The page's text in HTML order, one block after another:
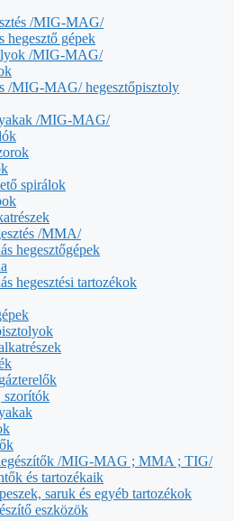
/MIG-MAG/
hegesztő gépek
/MIG-MAG/
/MIG-MAG/ hegesztőpisztoly
/MIG-MAG/
spirálok
/MMA/
hegesztőgépek
hegesztési tartozékok
szorítók
/MIG-MAG ; MMA ; TIG/
és tartozékaik
saruk és egyéb tartozékok
eszközök